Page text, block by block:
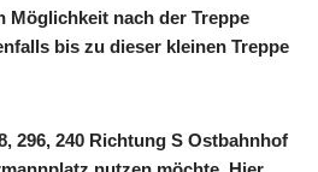
Möglichkeit nach der Treppe
bis zu dieser kleinen Treppe
296, 240 Richtung S Ostbahnhof